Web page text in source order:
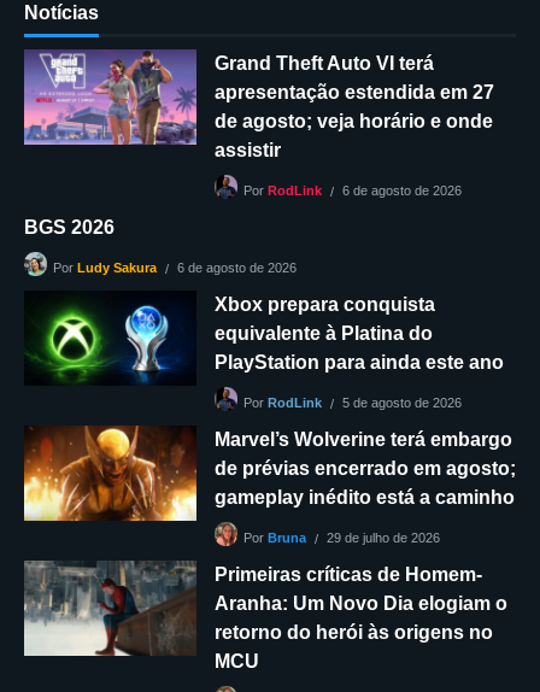
Notícias
Grand Theft Auto VI terá
apresentação estendida em 27
de agosto; veja horário e onde
assistir
Por RodLink 6 de agosto de 2026
BGS 2026
Por Ludy Sakura 6 de agosto de 2026
Xbox prepara conquista
equivalente à Platina do
PlayStation para ainda este ano
Por RodLink 5 de agosto de 2026
Marvel’s Wolverine terá embargo
de prévias encerrado em agosto;
gameplay inédito está a caminho
Por Bruna 29 de julho de 2026
Primeiras críticas de Homem-
Aranha: Um Novo Dia elogiam o
retorno do herói às origens no
MCU